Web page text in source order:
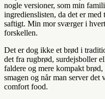
nogle versioner, som min
ingredienslisten, da det er
saftigt. Min mor sværger i
forskellen.
Det er dog ikke et brød i
det fra rugbrød, surdejsboller
faldere og mere kompakt
smagen og når man server
comfort food.